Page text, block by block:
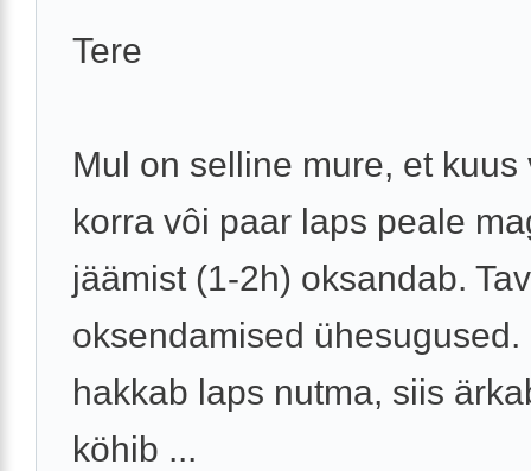
Tere
Mul on selline mure, et kuus
korra vôi paar laps peale
jäämist (1-2h) oksandab.
oksendamised
hakkab laps nutma, siis
köhib ...